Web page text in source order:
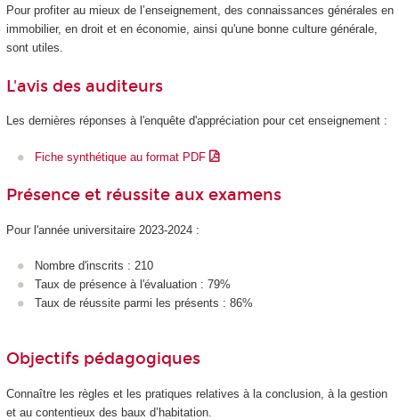
Pour profiter au mieux de l’enseignement, des connaissances générales en
immobilier, en droit et en économie, ainsi qu'une bonne culture générale,
sont utiles.
L'avis des auditeurs
Les dernières réponses à l'enquête d'appréciation pour cet enseignement :
Fiche synthétique au format PDF
Présence et réussite aux examens
Pour l'année universitaire 2023-2024 :
Nombre d'inscrits : 210
Taux de présence à l'évaluation : 79%
Taux de réussite parmi les présents : 86%
Objectifs pédagogiques
Connaître les règles et les pratiques relatives à la conclusion, à la gestion
et au contentieux des baux d’habitation.